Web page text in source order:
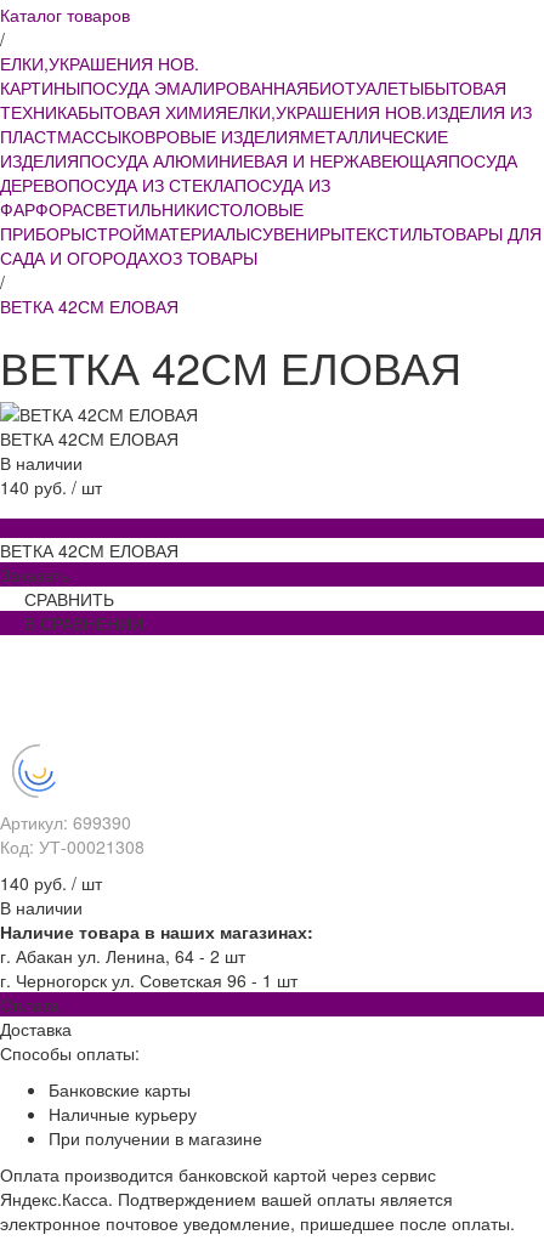
Каталог товаров
/
ЕЛКИ,УКРАШЕНИЯ НОВ.
КАРТИНЫПОСУДА ЭМАЛИРОВАННАЯБИОТУАЛЕТЫБЫТОВАЯ
ТЕХНИКАБЫТОВАЯ ХИМИЯЕЛКИ,УКРАШЕНИЯ НОВ.ИЗДЕЛИЯ ИЗ
ПЛАСТМАССЫКОВРОВЫЕ ИЗДЕЛИЯМЕТАЛЛИЧЕСКИЕ
ИЗДЕЛИЯПОСУДА АЛЮМИНИЕВАЯ И НЕРЖАВЕЮЩАЯПОСУДА
ДЕРЕВОПОСУДА ИЗ СТЕКЛАПОСУДА ИЗ
ФАРФОРАСВЕТИЛЬНИКИСТОЛОВЫЕ
ПРИБОРЫСТРОЙМАТЕРИАЛЫСУВЕНИРЫТЕКСТИЛЬТОВАРЫ ДЛЯ
САДА И ОГОРОДАХОЗ ТОВАРЫ
/
ВЕТКА 42СМ ЕЛОВАЯ
ВЕТКА 42СМ ЕЛОВАЯ
ВЕТКА 42СМ ЕЛОВАЯ
В наличии
140 руб. / шт
ВЕТКА 42СМ ЕЛОВАЯ
Заказать
СРАВНИТЬ
В СРАВНЕНИИ
Артикул: 699390
Код: УТ-00021308
140 руб. / шт
В наличии
Наличие товара в наших магазинах:
г. Абакан ул. Ленина, 64 - 2 шт
г. Черногорск ул. Советская 96 - 1 шт
Оплата
Доставка
Способы оплаты:
Банковские карты
Наличные курьеру
При получении в магазине
Оплата производится банковской картой через сервис
Яндекс.Касса. Подтверждением вашей оплаты является
электронное почтовое уведомление, пришедшее после оплаты.